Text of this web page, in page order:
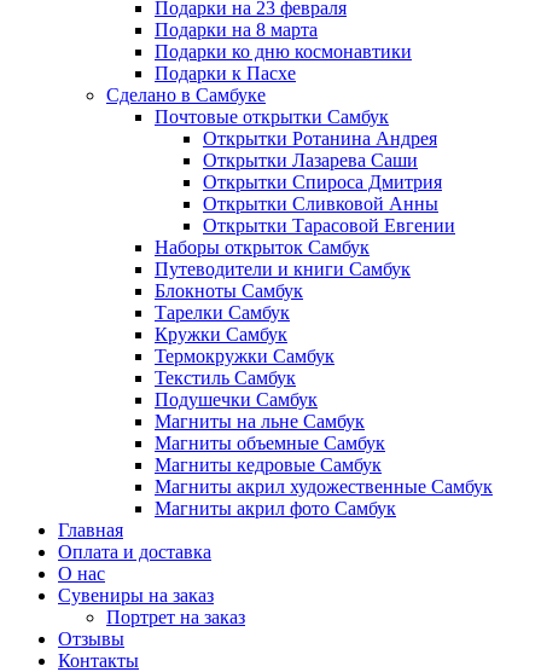
Подарки на 23 февраля
Подарки на 8 марта
Подарки ко дню космонавтики
Подарки к Пасхе
Сделано в Самбуке
Почтовые открытки Самбук
Открытки Ротанина Андрея
Открытки Лазарева Саши
Открытки Спироса Дмитрия
Открытки Сливковой Анны
Открытки Тарасовой Евгении
Наборы открыток Самбук
Путеводители и книги Самбук
Блокноты Самбук
Тарелки Самбук
Кружки Самбук
Термокружки Самбук
Текстиль Самбук
Подушечки Самбук
Магниты на льне Самбук
Магниты объемные Самбук
Магниты кедровые Самбук
Магниты акрил художественные Самбук
Магниты акрил фото Самбук
Главная
Оплата и доставка
О нас
Сувениры на заказ
Портрет на заказ
Отзывы
Контакты